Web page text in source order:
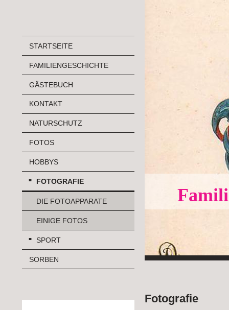
STARTSEITE
FAMILIENGESCHICHTE
GÄSTEBUCH
KONTAKT
NATURSCHUTZ
FOTOS
HOBBYS
FOTOGRAFIE
DIE FOTOAPPARATE
EINIGE FOTOS
SPORT
SORBEN
Fotografie